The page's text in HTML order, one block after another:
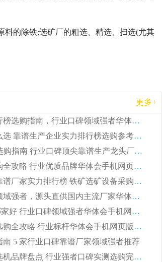
料的除铁;选矿厂的粗选、精选、扫选(尤其
更多+
2026 矿用永磁滚筒厂家排行榜选购指南，行业口碑领域强者华体会手机网页版-华体会(中国)
2026 钛铁矿平板磁选机怎么选 靠谱生产企业实力排行榜选购参考攻略
2026CTG 干式磁选机完整选购指南 行业口碑顶尖靠谱生产龙头厂家实力推荐
2026 高精度粉料磁选机选购全攻略 行业优质品牌华体会手机网页版-华体会(中国) 实力深度解析
2026CTB 湿式永磁磁选机靠谱厂家实力排行榜 铁矿选矿设备采购全流程选购指南
2026 尾矿磁选机行业口碑领域强者，源头直供国内主流厂家华体会手机网页版-华体会(中国) 一站式服务
2026尾矿磁选机靠谱厂家哪家好 行业口碑领域强者华体会手机网页版-华体会(中国) 推荐
2026 铁矿磁选机靠谱厂家选购全攻略 行业标杆华体会手机网页版-华体会(中国) 设备性价比出众
南 5 家行业口碑靠谱厂家领域强者推荐
2026 高性价比永磁筒式磁选机品牌盘点 行业强者口碑实测选购完整指南